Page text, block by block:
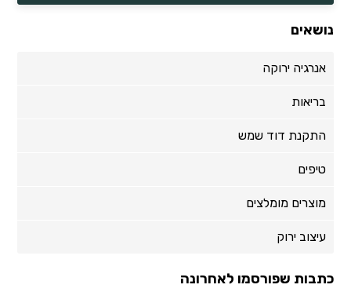
נושאים
אנרגיה ירוקה
בריאות
התקנת דוד שמש
טיפים
מוצרים מומלצים
עיצוב ירוק
כתבות שפורסמו לאחרונה